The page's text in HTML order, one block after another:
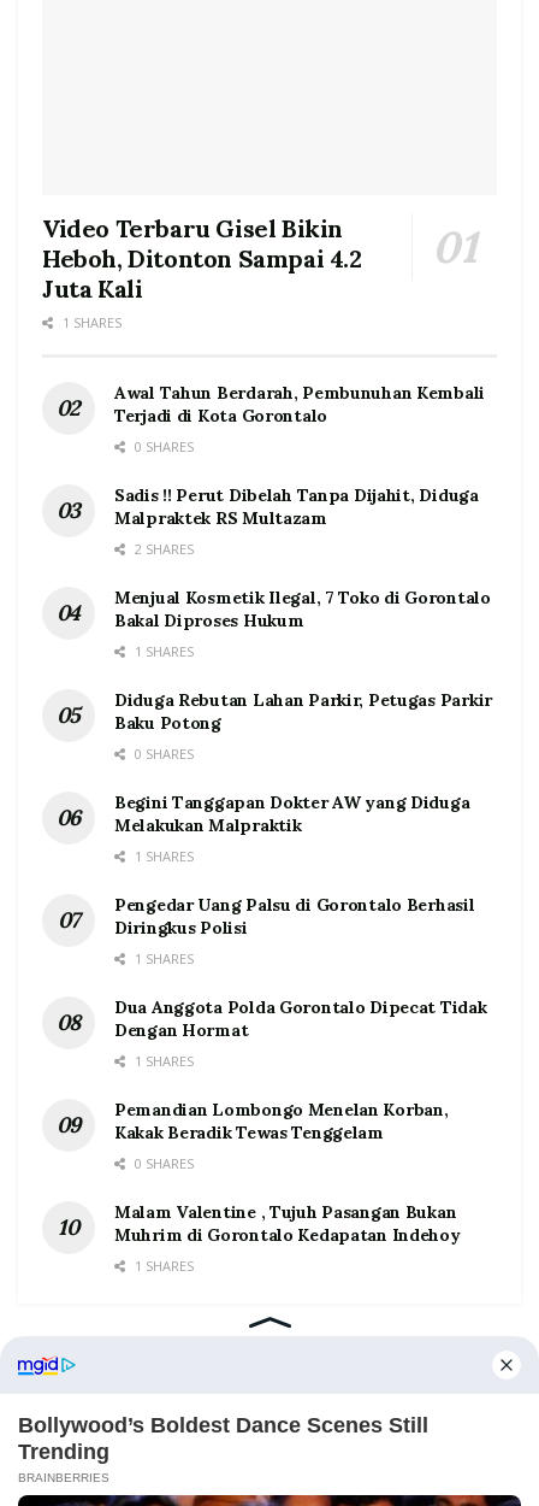
Video Terbaru Gisel Bikin
Heboh, Ditonton Sampai 4.2
Juta Kali
1 SHARES
Awal Tahun Berdarah, Pembunuhan Kembali
Terjadi di Kota Gorontalo
0 SHARES
Sadis !! Perut Dibelah Tanpa Dijahit, Diduga
Malpraktek RS Multazam
2 SHARES
Menjual Kosmetik Ilegal, 7 Toko di Gorontalo
Bakal Diproses Hukum
1 SHARES
Diduga Rebutan Lahan Parkir, Petugas Parkir
Baku Potong
0 SHARES
Begini Tanggapan Dokter AW yang Diduga
Melakukan Malpraktik
1 SHARES
Pengedar Uang Palsu di Gorontalo Berhasil
Diringkus Polisi
1 SHARES
Dua Anggota Polda Gorontalo Dipecat Tidak
Dengan Hormat
1 SHARES
Pemandian Lombongo Menelan Korban,
Kakak Beradik Tewas Tenggelam
0 SHARES
Malam Valentine , Tujuh Pasangan Bukan
Muhrim di Gorontalo Kedapatan Indehoy
1 SHARES
Home Tentang Kontak Redaksi Pedoman Media Siber